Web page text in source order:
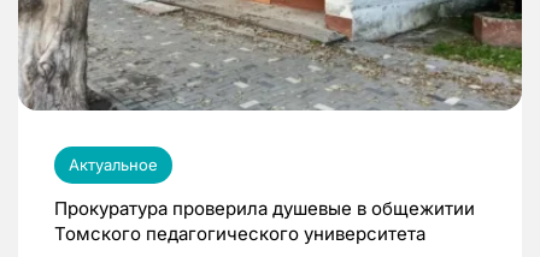
Актуальное
Прокуратура проверила душевые в общежитии
Томского педагогического университета